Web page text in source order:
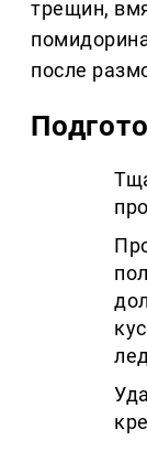
трещин,
после